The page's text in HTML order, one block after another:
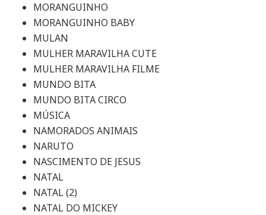
MORANGUINHO
MORANGUINHO BABY
MULAN
MULHER MARAVILHA CUTE
MULHER MARAVILHA FILME
MUNDO BITA
MUNDO BITA CIRCO
MÚSICA
NAMORADOS ANIMAIS
NARUTO
NASCIMENTO DE JESUS
NATAL
NATAL (2)
NATAL DO MICKEY